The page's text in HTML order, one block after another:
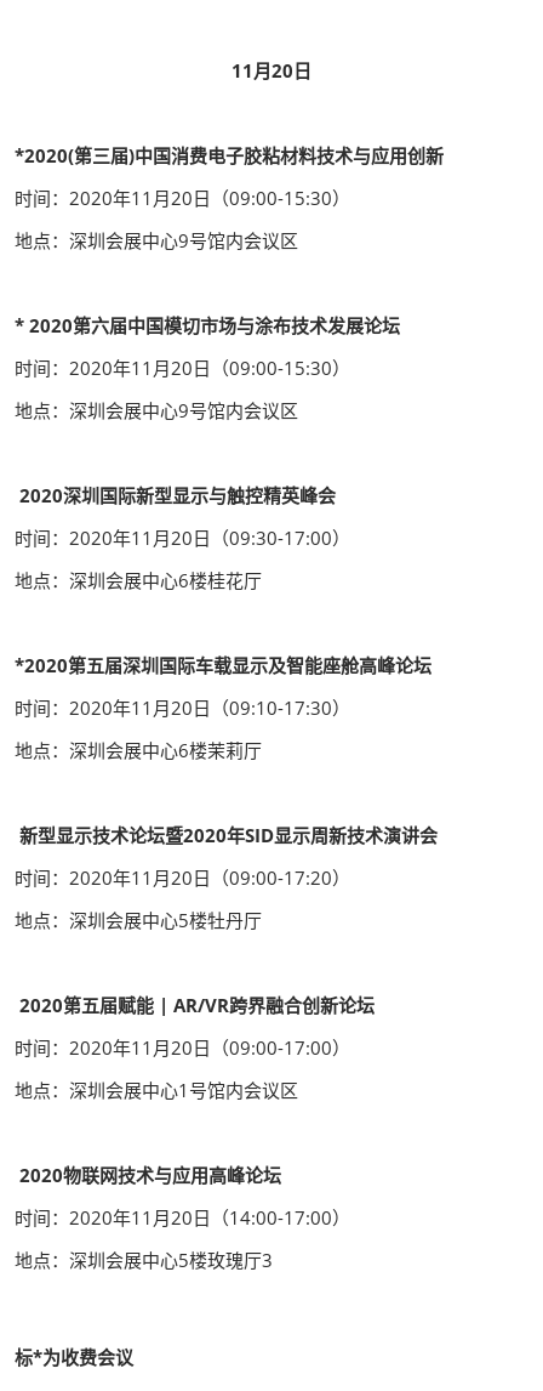
11月20日
*2020(第三届)中国消费电子胶粘材料技术与应用创新
时间：2020年11月20日（09:00-15:30）
地点：深圳会展中心9号馆内会议区
* 2020第六届中国模切市场与涂布技术发展论坛
时间：2020年11月20日（09:00-15:30）
地点：深圳会展中心9号馆内会议区
2020深圳国际新型显示与触控精英峰会
时间：2020年11月20日（09:30-17:00）
地点：深圳会展中心6楼桂花厅
*2020第五届深圳国际车载显示及智能座舱高峰论坛
时间：2020年11月20日（09:10-17:30）
地点：深圳会展中心6楼茉莉厅
新型显示技术论坛暨2020年SID显示周新技术演讲会
时间：2020年11月20日（09:00-17:20）
地点：深圳会展中心5楼牡丹厅
2020第五届赋能 | AR/VR跨界融合创新论坛
时间：2020年11月20日（09:00-17:00）
地点：深圳会展中心1号馆内会议区
2020物联网技术与应用高峰论坛
时间：2020年11月20日（14:00-17:00）
地点：深圳会展中心5楼玫瑰厅3
标*为收费会议